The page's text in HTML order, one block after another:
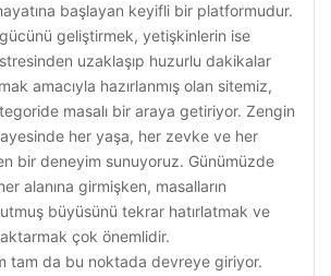
başlayan keyifli bir platformudur.
geliştirmek, yetişkinlerin ise
uzaklaşıp huzurlu dakikalar
amacıyla hazırlanmış olan sitemiz,
masalı bir araya getiriyor. Zengin
her yaşa, her zevke ve her
bir deneyim sunuyoruz. Günümüzde
alanına girmişken, masalların
büyüsünü tekrar hatırlatmak ve
çok önemlidir.
tam da bu noktada devreye giriyor.